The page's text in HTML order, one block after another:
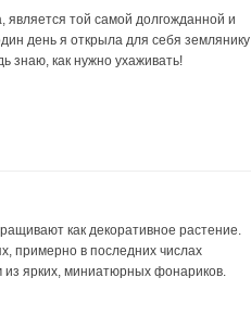
является той самой долгожданной и
день я открыла для себя землянику
знаю, как нужно ухаживать!
как декоративное растение.
примерно в последних числах
ярких, миниатюрных фонариков.